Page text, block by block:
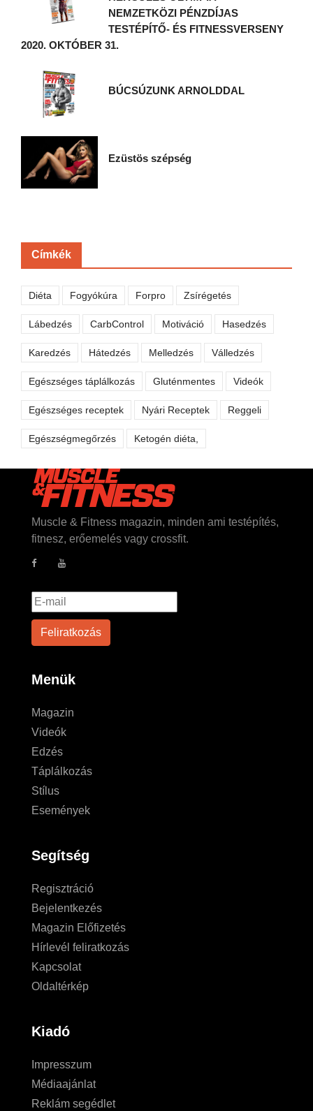
NEMZETKÖZI PÉNZDÍJAS
TESTÉPÍTŐ- ÉS FITNESSVERSENY
2020. OKTÓBER 31.
BÚCSÚZUNK ARNOLDDAL
Ezüstös szépség
Címkék
Diéta Fogyókúra Forpro Zsírégetés
Lábedzés CarbControl Motiváció Hasedzés
Karedzés Hátedzés Melledzés Válledzés
Egészséges táplálkozás Gluténmentes Videók
Egészséges receptek Nyári Receptek Reggeli
Egészségmegőrzés Ketogén diéta,
Muscle & Fitness magazin, minden ami testépítés,
fitnesz, erőemelés vagy crossfit.
Menük
Magazin
Videók
Edzés
Táplálkozás
Stílus
Események
Segítség
Regisztráció
Bejelentkezés
Magazin Előfizetés
Hírlevél feliratkozás
Kapcsolat
Oldaltérkép
Kiadó
Impresszum
Médiaajánlat
Reklám segédlet